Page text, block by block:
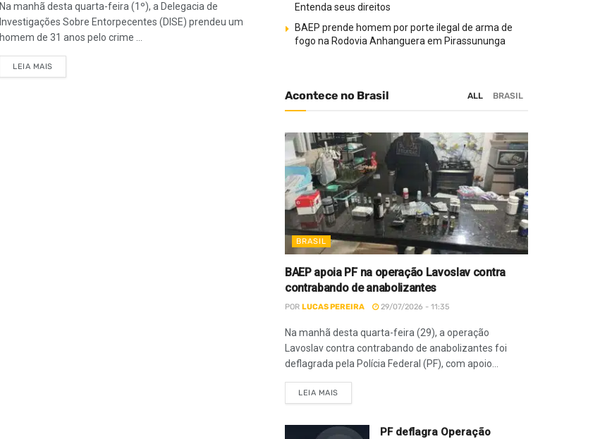
Na manhã desta quarta-feira (1º), a Delegacia de
Investigações Sobre Entorpecentes (DISE) prendeu um
homem de 31 anos pelo crime ...
LEIA MAIS
Entenda seus direitos
BAEP prende homem por porte ilegal de arma de
fogo na Rodovia Anhanguera em Pirassununga
Acontece no Brasil ALL BRASIL
BRASIL
BAEP apoia PF na operação Lavoslav contra
contrabando de anabolizantes
POR LUCAS PEREIRA 29/07/2026 - 11:35
Na manhã desta quarta-feira (29), a operação
Lavoslav contra contrabando de anabolizantes foi
deflagrada pela Polícia Federal (PF), com apoio...
LEIA MAIS
PF deflagra Operação